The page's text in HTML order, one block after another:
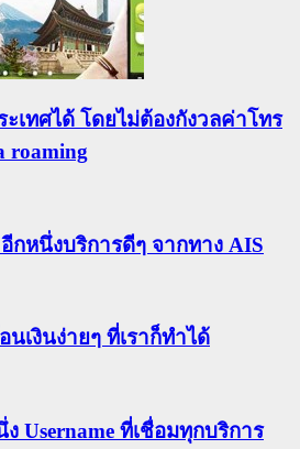
ะเทศได้ โดยไม่ต้องกังวลค่าโทร
roaming
กหนึ่งบริการดีๆ จากทาง AIS
เงินง่ายๆ ที่เราก็ทำได้
Username ที่เชื่อมทุกบริการ